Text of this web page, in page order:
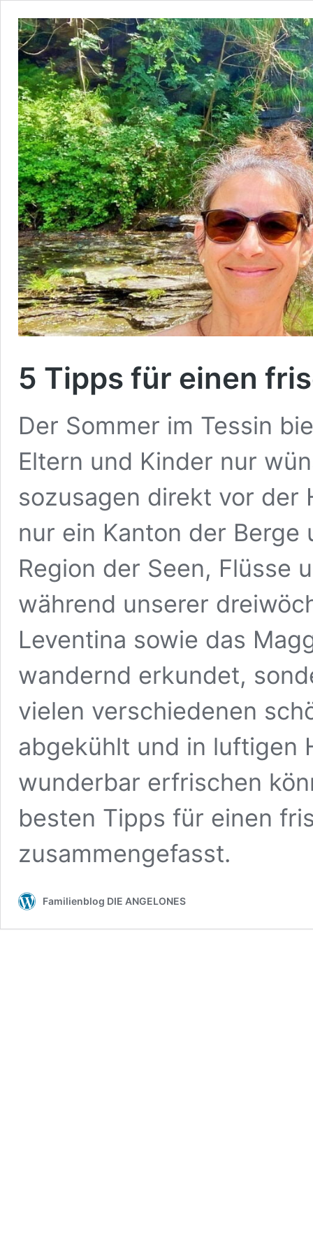
5 Tipps für einen
Der Sommer im Tessin
Eltern und Kinder nur
sozusagen direkt vor der
nur ein Kanton der Berge
Region der Seen, Flüsse
während unserer
Leventina sowie das
wandernd erkundet,
vielen verschiedenen
abgekühlt und in luftigen
wunderbar erfrischen
besten Tipps für einen
zusammengefasst.
Familienblog DIE ANGELONES